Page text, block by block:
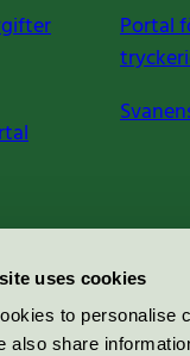
uses cookies
to personalise
also share
Portal